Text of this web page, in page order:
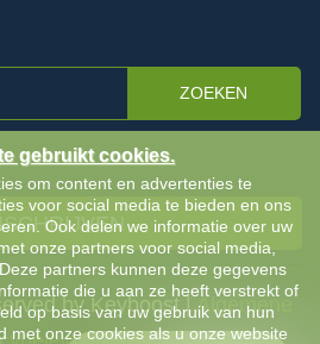
ZOEKEN
by Keyboost |Algemene
gebruikt cookies.
om content en advertenties te
voor social media te bieden en ons
Ook delen we informatie over uw
onze partners voor social media,
partners kunnen deze gegevens
die u aan ze heeft verstrekt of
op basis van uw gebruik van hun
met onze cookies als u onze website